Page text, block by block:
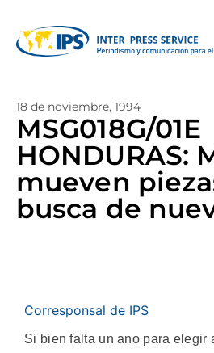
18 de noviembre, 1994
MSG018G/01E
HONDURAS:
mueven
busca de
Corresponsal de IPS
Si bien falta un ano para elegir